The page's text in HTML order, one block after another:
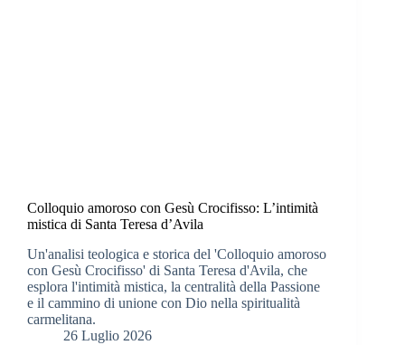
Colloquio amoroso con Gesù Crocifisso: L’intimità
mistica di Santa Teresa d’Avila
Un'analisi teologica e storica del 'Colloquio amoroso
con Gesù Crocifisso' di Santa Teresa d'Avila, che
esplora l'intimità mistica, la centralità della Passione
e il cammino di unione con Dio nella spiritualità
carmelitana.
26 Luglio 2026